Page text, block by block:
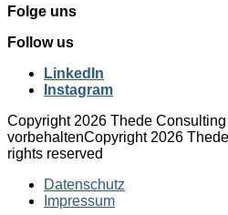
Folge uns
Follow us
LinkedIn
Instagram
Copyright 2026 Thede
vorbehaltenCopyright 2026
rights reserved
Datenschutz
Impressum